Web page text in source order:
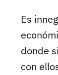
Es
donde
con